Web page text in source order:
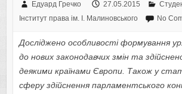
Едуард Гречко 27.05.2015
Інститут права ім. І. Малиновського
No
Досліджено особливості формування
до нових законодавчих змін та
деякими країнами Європи. Також у
сферу здійснення парламентського